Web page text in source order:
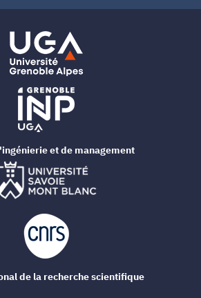
et de management
de la recherche scientifique